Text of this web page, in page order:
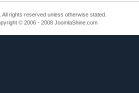
rights reserved unless otherwise stated.
© 2006 - 2008 JoomlaShine.com